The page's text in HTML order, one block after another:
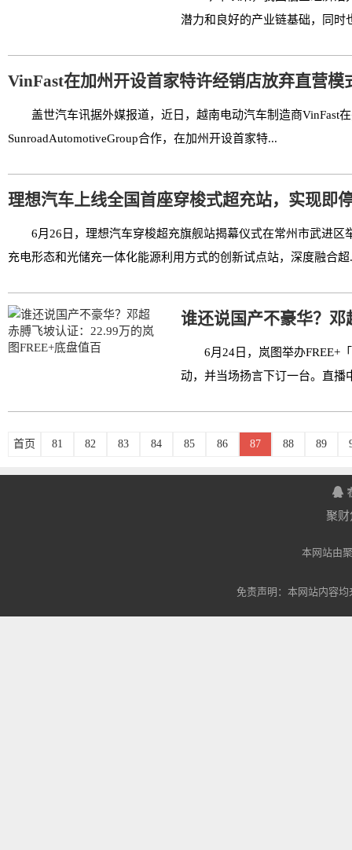
潜力和良好的产业链基础，同时
VinFast在加州开设首家特许经销店放弃直营模
盖世汽车讯据外媒报道，近日，越南电动汽车制造商VinFast
SunroadAutomotiveGroup合作，在加州开设首家特...
理想汽车上线全国首座穿梭式超充站，实现即
6月26日，理想汽车穿梭超充旗舰站揭幕仪式在常州市武进
充电形态和光储充一体化能源利用方式的创新试点站，深度融合超
谁还说国产不豪华？
6月24日，岚图举办FREE+
动，并当场扬言下订一台。直播
首页 81 82 83 84 85 86 87 88 89
聚
本网站由
免责声明：本网站内容